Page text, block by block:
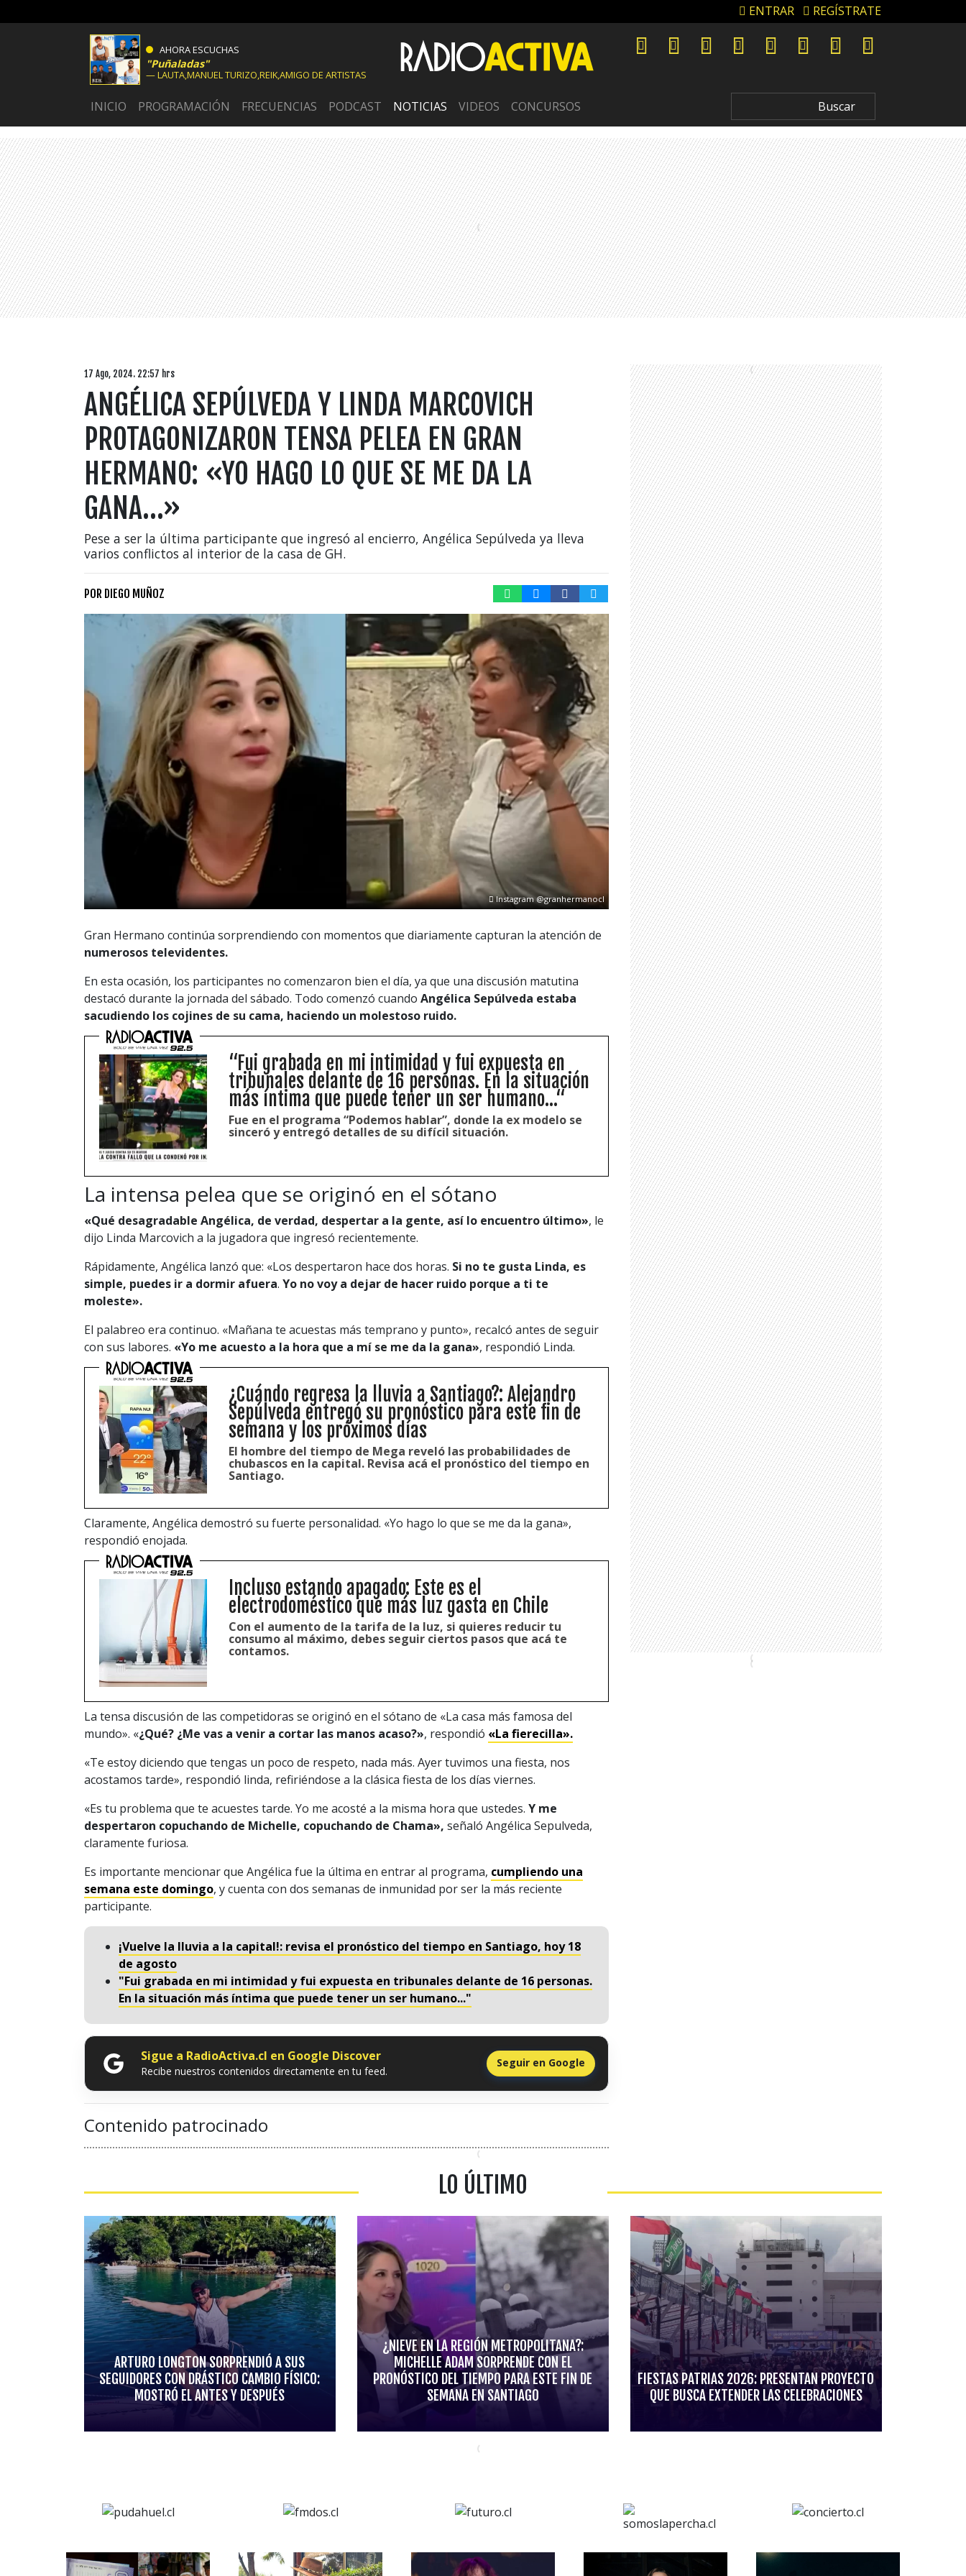
ENTRAR REGÍSTRATE
AHORA ESCUCHAS
Puñaladas
LAUTA,MANUEL TURIZO,REIK,AMIGO DE ARTISTAS
INICIO PROGRAMACIÓN FRECUENCIAS PODCAST NOTICIAS VIDEOS CONCURSOS
17 Ago, 2024. 22:57 hrs
ANGÉLICA SEPÚLVEDA Y LINDA MARCOVICH
PROTAGONIZARON TENSA PELEA EN GRAN
HERMANO: «YO HAGO LO QUE SE ME DA LA
GANA…»
Pese a ser la última participante que ingresó al encierro, Angélica Sepúlveda ya lleva
varios conflictos al interior de la casa de GH.
POR DIEGO MUÑOZ
Instagram @granhermanocl
Gran Hermano continúa sorprendiendo con momentos que diariamente capturan la atención de
numerosos televidentes.
En esta ocasión, los participantes no comenzaron bien el día, ya que una discusión matutina
destacó durante la jornada del sábado. Todo comenzó cuando Angélica Sepúlveda estaba
sacudiendo los cojines de su cama, haciendo un molestoso ruido.
“Fui grabada en mi intimidad y fui expuesta en
tribunales delante de 16 personas. En la situación
más íntima que puede tener un ser humano...“
Fue en el programa “Podemos hablar”, donde la ex modelo se
sinceró y entregó detalles de su difícil situación.
La intensa pelea que se originó en el sótano
«Qué desagradable Angélica, de verdad, despertar a la gente, así lo encuentro último», le
dijo Linda Marcovich a la jugadora que ingresó recientemente.
Rápidamente, Angélica lanzó que: «Los despertaron hace dos horas. Si no te gusta Linda, es
simple, puedes ir a dormir afuera. Yo no voy a dejar de hacer ruido porque a ti te
moleste».
El palabreo era continuo. «Mañana te acuestas más temprano y punto», recalcó antes de seguir
con sus labores. «Yo me acuesto a la hora que a mí se me da la gana», respondió Linda.
¿Cuándo regresa la lluvia a Santiago?: Alejandro
Sepúlveda entregó su pronóstico para este fin de
semana y los próximos días
El hombre del tiempo de Mega reveló las probabilidades de
chubascos en la capital. Revisa acá el pronóstico del tiempo en
Santiago.
Claramente, Angélica demostró su fuerte personalidad. «Yo hago lo que se me da la gana»,
respondió enojada.
Incluso estando apagado: Este es el
electrodoméstico que más luz gasta en Chile
Con el aumento de la tarifa de la luz, si quieres reducir tu
consumo al máximo, debes seguir ciertos pasos que acá te
contamos.
La tensa discusión de las competidoras se originó en el sótano de «La casa más famosa del
mundo». «¿Qué? ¿Me vas a venir a cortar las manos acaso?», respondió «La fierecilla».
«Te estoy diciendo que tengas un poco de respeto, nada más. Ayer tuvimos una fiesta, nos
acostamos tarde», respondió linda, refiriéndose a la clásica fiesta de los días viernes.
«Es tu problema que te acuestes tarde. Yo me acosté a la misma hora que ustedes. Y me
despertaron copuchando de Michelle, copuchando de Chama», señaló Angélica Sepulveda,
claramente furiosa.
Es importante mencionar que Angélica fue la última en entrar al programa, cumpliendo una
semana este domingo, y cuenta con dos semanas de inmunidad por ser la más reciente
participante.
¡Vuelve la lluvia a la capital!: revisa el pronóstico del tiempo en Santiago, hoy 18
de agosto
"Fui grabada en mi intimidad y fui expuesta en tribunales delante de 16 personas.
En la situación más íntima que puede tener un ser humano..."
Sigue a RadioActiva.cl en Google Discover
Recibe nuestros contenidos directamente en tu feed.
Seguir en Google
Contenido patrocinado
LO ÚLTIMO
ARTURO LONGTON SORPRENDIÓ A SUS
SEGUIDORES CON DRÁSTICO CAMBIO FÍSICO:
MOSTRÓ EL ANTES Y DESPUÉS
¿NIEVE EN LA REGIÓN METROPOLITANA?:
MICHELLE ADAM SORPRENDE CON EL
PRONÓSTICO DEL TIEMPO PARA ESTE FIN DE
SEMANA EN SANTIAGO
FIESTAS PATRIAS 2026: PRESENTAN PROYECTO
QUE BUSCA EXTENDER LAS CELEBRACIONES